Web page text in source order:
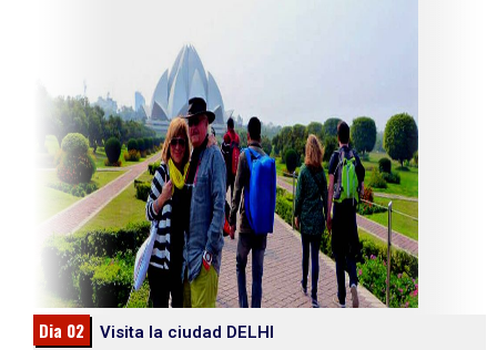
Dia 02
Visita la ciudad DELHI